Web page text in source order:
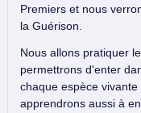
Premiers et nous
la Guérison.
Nous allons pratiquer
permettrons d'enter
chaque espèce
apprendrons aussi à